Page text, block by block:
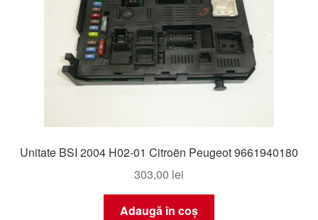
Unitate BSI 2004 H02-01 Citroën Peugeot 9661940180
303,00 lei
Adaugă în coș